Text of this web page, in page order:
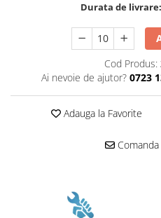
Durata de livrare:
Cod Produs:
Ai nevoie de ajutor? 0723
Adauga la Favorite
Comanda